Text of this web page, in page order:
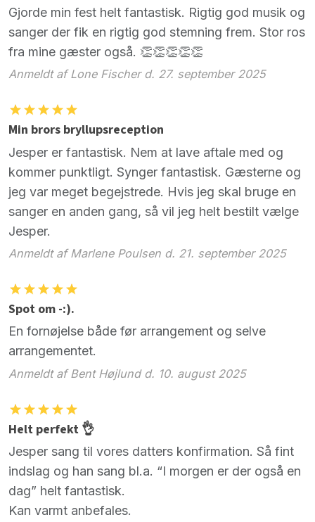
Gjorde min fest helt fantastisk. Rigtig god musik og
sanger der fik en rigtig god stemning frem. Stor ros
fra mine gæster også. 👏👏👏👏👏
Anmeldt af Lone Fischer d. 27. september 2025
Min brors bryllupsreception
Jesper er fantastisk. Nem at lave aftale med og
kommer punktligt. Synger fantastisk. Gæsterne og
jeg var meget begejstrede. Hvis jeg skal bruge en
sanger en anden gang, så vil jeg helt bestilt vælge
Jesper.
Anmeldt af Marlene Poulsen d. 21. september 2025
Spot om -:).
En fornøjelse både før arrangement og selve
arrangementet.
Anmeldt af Bent Højlund d. 10. august 2025
Helt perfekt 👌
Jesper sang til vores datters konfirmation. Så fint
indslag og han sang bl.a. “I morgen er der også en
dag” helt fantastisk.
Kan varmt anbefales.